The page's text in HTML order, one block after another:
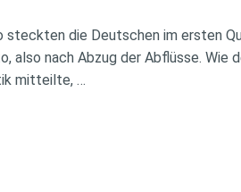
steckten die Deutschen im ersten
also nach Abzug der Abflüsse. Wie
mitteilte, …